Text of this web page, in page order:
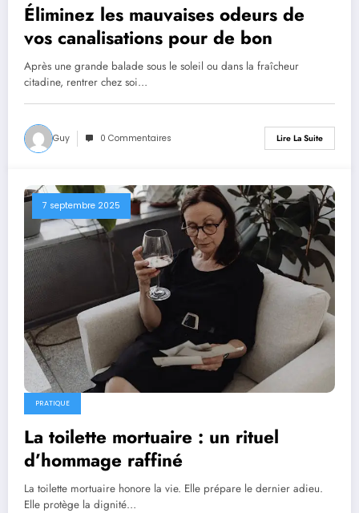
Éliminez les mauvaises odeurs de
vos canalisations pour de bon
Après une grande balade sous le soleil ou dans la fraîcheur
citadine, rentrer chez soi…
Guy 0 Commentaires Lire La Suite
7 septembre 2025
PRATIQUE
La toilette mortuaire : un rituel
d’hommage raffiné
La toilette mortuaire honore la vie. Elle prépare le dernier adieu.
Elle protège la dignité…